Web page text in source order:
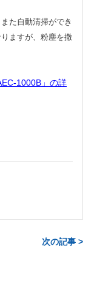
た自動清掃ができ
ますが、粉塵を撒
1000B」の詳
次の記事 >